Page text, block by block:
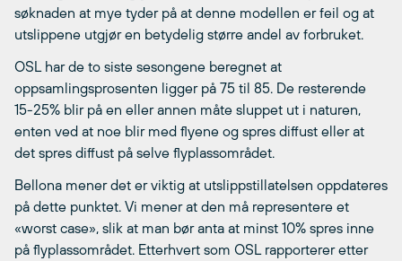
søknaden at mye tyder på at denne modellen er feil og at
utslippene utgjør en betydelig større andel av forbruket.
OSL har de to siste sesongene beregnet at
oppsamlingsprosenten ligger på 75 til 85. De resterende
15-25% blir på en eller annen måte sluppet ut i naturen,
enten ved at noe blir med flyene og spres diffust eller at
det spres diffust på selve flyplassområdet.
Bellona mener det er viktig at utslippstillatelsen oppdateres
på dette punktet. Vi mener at den må representere et
«worst case», slik at man bør anta at minst 10% spres inne
på flyplassområdet. Etterhvert som OSL rapporterer etter